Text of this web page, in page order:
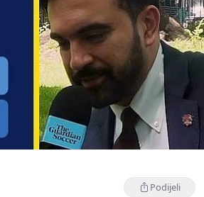
Podijeli